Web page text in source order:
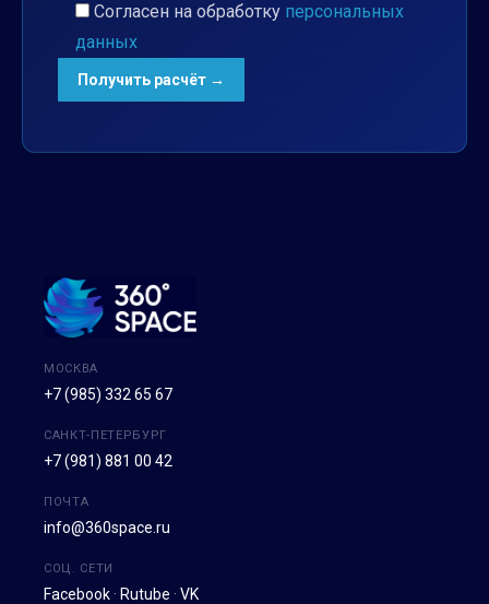
Согласен на обработку персональных
данных
МОСКВА
+7 (985) 332 65 67
САНКТ-ПЕТЕРБУРГ
+7 (981) 881 00 42
ПОЧТА
info@360space.ru
СОЦ. СЕТИ
Facebook · Rutube · VK